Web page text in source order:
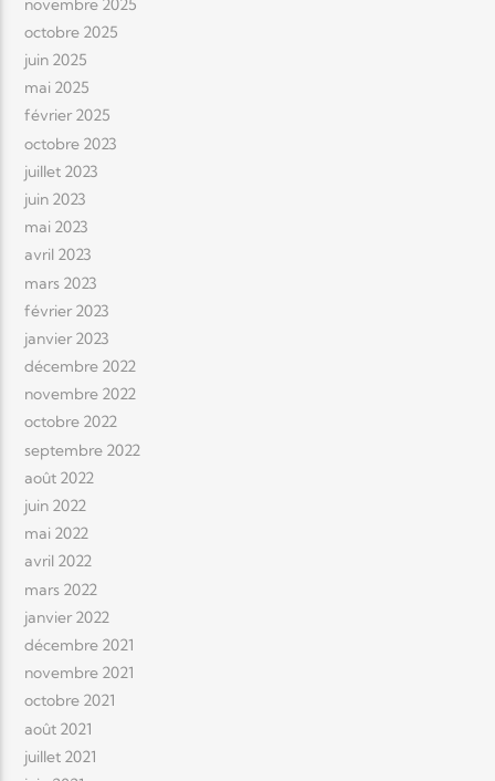
novembre 2025
octobre 2025
juin 2025
mai 2025
février 2025
octobre 2023
juillet 2023
juin 2023
mai 2023
avril 2023
mars 2023
février 2023
janvier 2023
décembre 2022
novembre 2022
octobre 2022
septembre 2022
août 2022
juin 2022
mai 2022
avril 2022
mars 2022
janvier 2022
décembre 2021
novembre 2021
octobre 2021
août 2021
juillet 2021